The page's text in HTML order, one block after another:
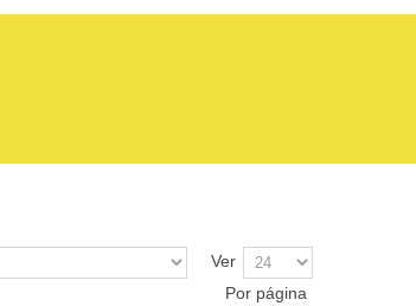
Ver
Por página